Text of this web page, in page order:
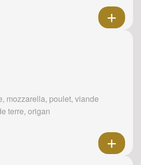
mozzarella, poulet, viande
terre, origan